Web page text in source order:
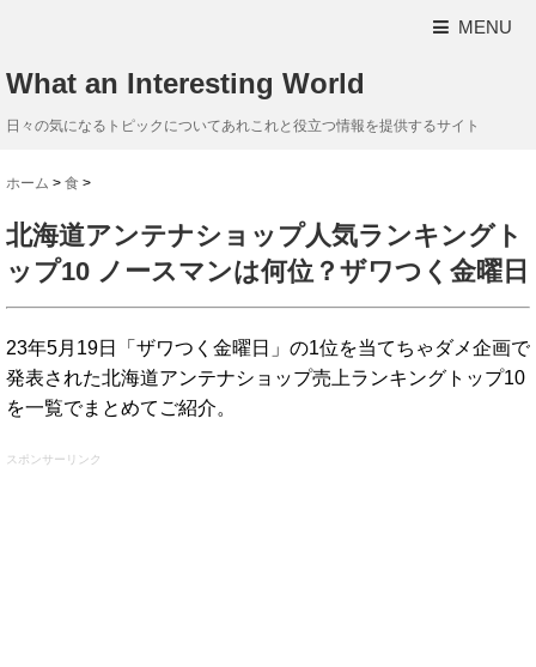
MENU
What an Interesting World
日々の気になるトピックについてあれこれと役立つ情報を提供するサイト
ホーム > 食 >
北海道アンテナショップ人気ランキングト
ップ10 ノースマンは何位？ザワつく金曜日
23年5月19日「ザワつく金曜日」の1位を当てちゃダメ企画で
発表された北海道アンテナショップ売上ランキングトップ10
を一覧でまとめてご紹介。
スポンサーリンク